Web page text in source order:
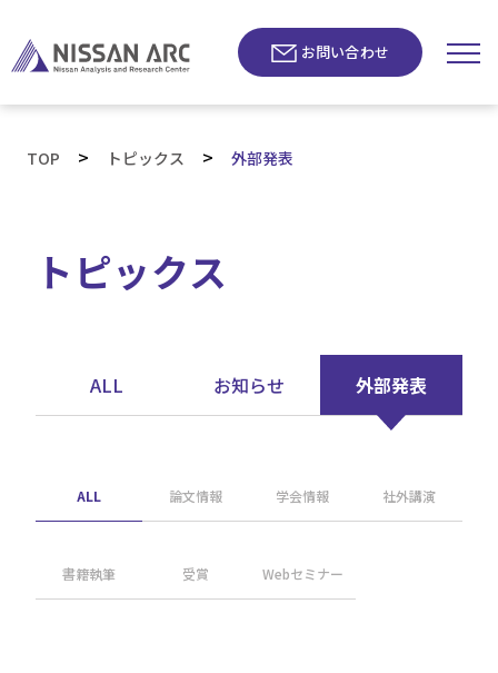
お問い合わせ
TOP > トピックス > 外部発表
トピックス
ALL お知らせ 外部発表
ALL 論文情報 学会情報 社外講演
書籍執筆 受賞 Webセミナー